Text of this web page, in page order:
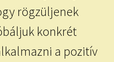
rögzüljenek
konkrét
a pozitív